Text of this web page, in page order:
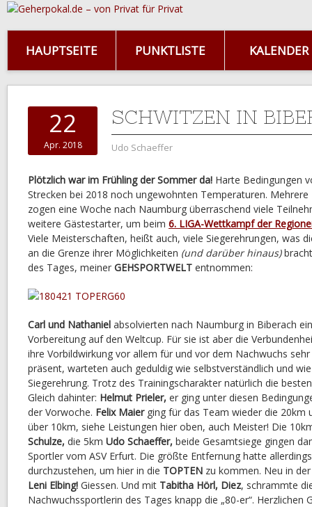
HAUPTSEITE PUNKTLISTE KALENDER
22
Apr. 2018
SCHWITZEN IN
Udo Schaeffer
Plötzlich war im Frühling der Sommer da! Harte Bedingungen
Strecken bei 2018 noch ungewohnten Temperaturen.
zogen eine Woche nach Naumburg überraschend viele
weitere Gästestarter, um beim 6. LIGA-Wettkampf der
Viele Meisterschaften, heißt auch, viele Siegerehrungen, was
an die Grenze ihrer Möglichkeiten (und darüber hinaus)
des Tages, meiner GEHSPORTWELT entnommen:
Carl und Nathaniel absolvierten nach Naumburg in Biberach
Vorbereitung auf den Weltcup. Für sie ist aber die
ihre Vorbildwirkung vor allem für und vor dem Nachwuchs
präsent, warteten auch geduldig wie selbstverständlich und
Siegerehrung. Trotz des Trainingscharakter natürlich die
Gleich dahinter: Helmut Prieler, er ging unter diesen
der Vorwoche. Felix Maierging für das Team wieder die 20km
über 10km, siehe Leistungen hier oben, auch Meister! Die
Schulze, die 5km Udo Schaeffer, beide Gesamtsiege gingen
Sportler vom ASV Erfurt. Die größte Entfernung hatte
durchzustehen, um hier in die TOPTEN zu kommen. Neu in
Leni Elbing! Giessen. Und mit Tabitha Hörl, Diez, schrammte
Nachwuchssportlerin des Tages knapp die „80-er“. Herzlichen